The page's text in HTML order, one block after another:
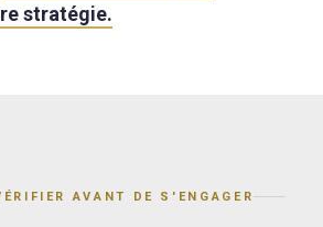
stratégie.
AVANT DE S'ENGAGER